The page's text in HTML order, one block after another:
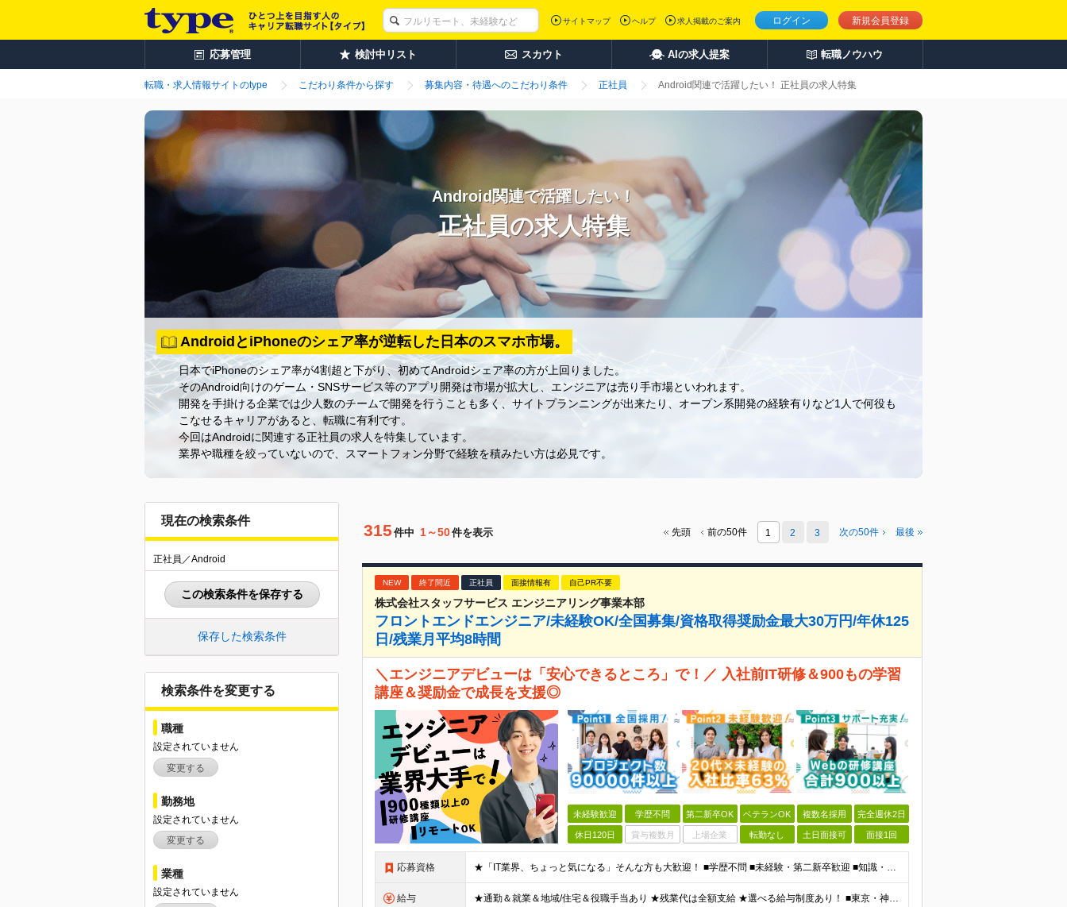
ログイン 新規会員登録
サイトマップ ヘルプ 求人掲載のご案内
応募管理 検討中リスト スカウト AIの求人提案 転職ノウハウ
転職・求人情報サイトのtype こだわり条件から探す 募集内容・待遇へのこだわり条件 正社員 Android関連で活躍したい！ 正社員の求人特集
Android関連で活躍したい！
正社員の求人特集
AndroidとiPhoneのシェア率が逆転した日本のスマホ市場。
日本でiPhoneのシェア率が4割超と下がり、初めてAndroidシェア率の方が上回りました。
そのAndroid向けのゲーム・SNSサービス等のアプリ開発は市場が拡大し、エンジニアは売り手市場といわれます。
開発を手掛ける企業では少人数のチームで開発を行うことも多く、サイトプランニングが出来たり、オープン系開発の経験有りなど1人で何役も
こなせるキャリアがあると、転職に有利です。
今回はAndroidに関連する正社員の求人を特集しています。
業界や職種を絞っていないので、スマートフォン分野で経験を積みたい方は必見です。
現在の検索条件
正社員／Android
この検索条件を保存する
保存した検索条件
検索条件を変更する
職種
設定されていません
変更する
勤務地
設定されていません
変更する
業種
設定されていません
315 件中 1～50件を表示 先頭 前の50件 1 2 3 次の50件 最後
NEW 終了間近 正社員 面接情報有 自己PR不要
株式会社スタッフサービス エンジニアリング事業本部
フロントエンドエンジニア/未経験OK/全国募集/資格取得奨励金最大30万円/年休125
日/残業月平均8時間
＼エンジニアデビューは「安心できるところ」で！／ 入社前IT研修＆900もの学習
講座＆奨励金で成長を支援◎
未経験歓迎 学歴不問 第二新卒OK ベテランOK 複数名採用 完全週休2日
休日120日 賞与複数月 上場企業 転勤なし 土日面接可 面接1回
応募資格 ★「IT業界、ちょっと気になる」そんな方も大歓迎！ ■学歴不問 ■未経験・第二新卒歓迎 ■知識・経験はこれから身につけていければOK！ □■ステップアップ■□ 社内システム開発やインフラ構築などジャ
給与 ★通勤＆就業＆地域/住宅＆役職手当あり ★残業代は全額支給 ★選べる給与制度あり！ ■東京・神奈川・千葉・埼玉勤務の場合 月給24.5万円～55万円＋諸手当 （残業代は全額支給） (20,000円の